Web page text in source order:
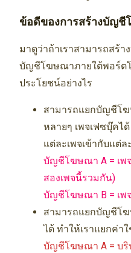
ข้อดีของการสร้างบัญ
มาดูว่าถ้าเราสามารถสร้
บัญชีโฆษณาภายใต้พอร์ตโ
ประโยชน์อย่างไร
สามารถแยกบัญชีโ
หลายๆ เพจเฟซบุ๊คไ
แต่ละเพจเข้ากับแต่
บัญชีโฆษณา A = เพจ
สองเพจนี้รวมกัน)
บัญชีโฆษณา B = เพจ
สามารถแยกบัญชีโ
ได้ ทำให้เราแยกค่า
บัญชีโฆษณา A = บริ